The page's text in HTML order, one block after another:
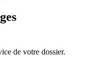
de votre dossier.